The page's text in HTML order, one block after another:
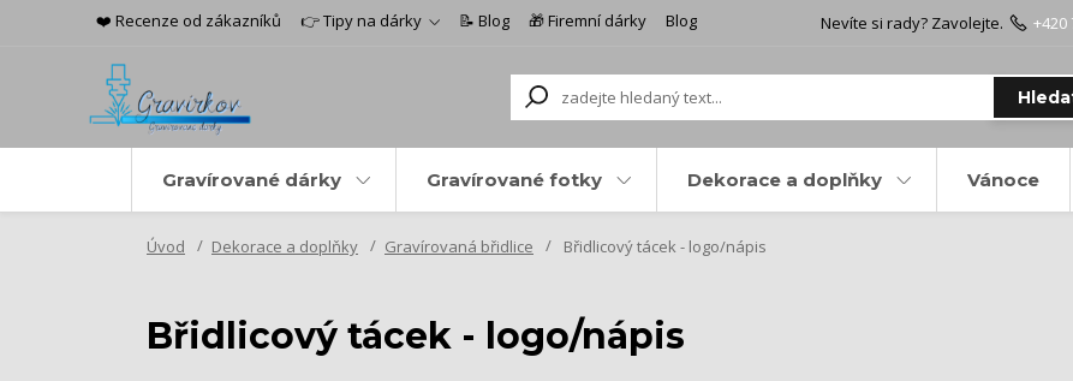
❤️ Recenze od zákazníků 👉 Tipy na dárky 📝 Blog 🎁 Firemní dárky Blog Nevíte si rady? Zavolejte. +420
Gravírované dárky Gravírované fotky Dekorace a doplňky Vánoce
Úvod Dekorace a doplňky Gravírovaná břidlice Břidlicový tácek - logo/nápis
Břidlicový tácek - logo/nápis